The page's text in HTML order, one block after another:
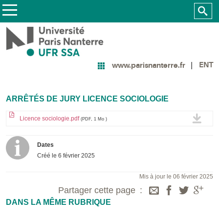
www.parisnanterre.fr ENT
ARRÊTÉS DE JURY LICENCE SOCIOLOGIE
Licence sociologie.pdf (PDF, 1 Mo )
Dates
Créé le 6 février 2025
Mis à jour le 06 février 2025
Partager cette page
DANS LA MÊME RUBRIQUE